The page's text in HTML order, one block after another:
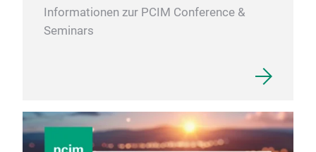
Informationen zur PCIM Conference &
Seminars